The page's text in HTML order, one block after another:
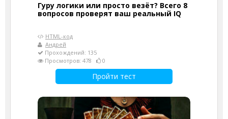
Гуру логики или просто везёт? Всего 8
вопросов проверят ваш реальный IQ
HTML-код
Андрей
Прохождений: 135
Просмотров: 478
0
Пройти тест